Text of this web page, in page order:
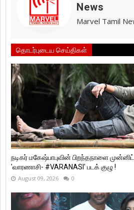
News
Marvel Tamil
தொடர்புடைய செய்திகள்
நடிகர் மகேஷ்பாபுவின் பிறந்தநாளை
'வாரணாசி- #VARANASI' படக் குழு !
August 09, 2026 0